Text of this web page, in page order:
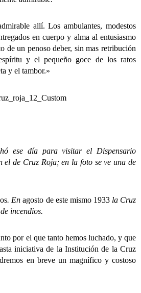
allí. Los ambulantes, modestos
en cuerpo y alma al entusiasmo
de un penoso deber, sin mas retribución
y el pequeño goce de los ratos
y el tambor.»
día para visitar el Dispensario
el de Cruz Roja; en la foto se ve una de
. Enagosto de este mismo 1933 la Cruz
incendios.
por el que tanto hemos luchado, y que
iniciativa de la Institución de la Cruz
en breve un magnífico y costoso